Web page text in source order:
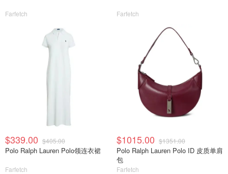
Farfetch Farfetch
$339.00 $405.00
Polo Ralph Lauren Polo领连衣裙
Farfetch
$1015.00 $1351.00
Polo Ralph Lauren Polo ID 皮质单肩
包
Farfetch